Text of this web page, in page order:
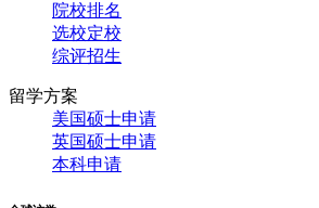
院校排名
选校定校
综评招生
留学方案
美国硕士申请
英国硕士申请
本科申请